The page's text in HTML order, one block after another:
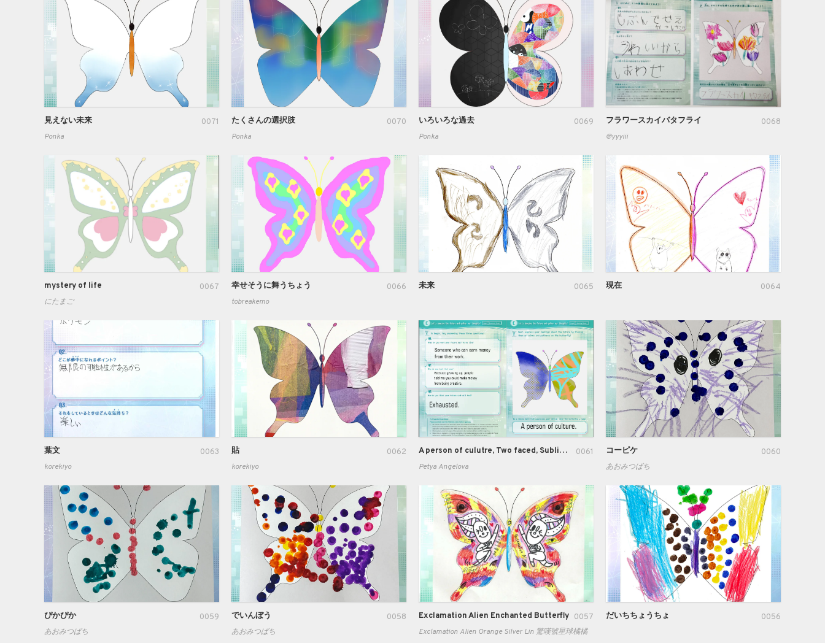
0071
見えない未来
Ponka
0070
たくさんの選択肢
Ponka
0069
いろいろな過去
Ponka
0068
フラワースカイバタフライ
@yyyiii
0067
mystery of life
にたまご
0066
幸せそうに舞うちょう
tobreakemo
0065
未来 0064
現在
0063
葉文
korekiyo
0062
貼
korekiyo
0061
A person of culutre, Two faced, Sublime.
Petya Angelova
0060
コーピケ
あおみつばち
0059
ぴかぴか
あおみつばち
0058
でいんぼう
あおみつばち
0057
Exclamation Alien Enchanted Butterfly
Exclamation Alien Orange Silver Lin 驚嘆號星球橘橘
0056
だいちちょうちょ